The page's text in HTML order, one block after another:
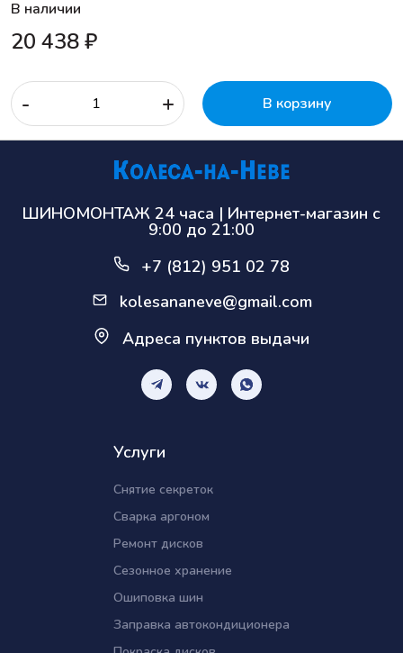
В наличии
20 438 ₽
- + В корзину
ШИНОМОНТАЖ 24 часа | Интернет-магазин с
9:00 до 21:00
+7 (812) 951 02 78
kolesananeve@gmail.com
Адреса пунктов выдачи
Услуги
Снятие секреток
Сварка аргоном
Ремонт дисков
Сезонное хранение
Ошиповка шин
Заправка автокондиционера